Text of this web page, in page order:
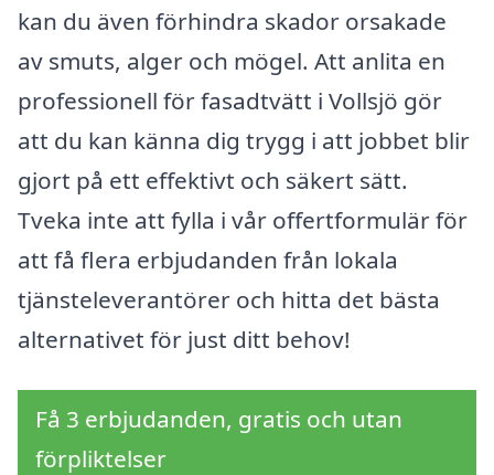
kan du även förhindra skador orsakade
av smuts, alger och mögel. Att anlita en
professionell för fasadtvätt i Vollsjö gör
att du kan känna dig trygg i att jobbet blir
gjort på ett effektivt och säkert sätt.
Tveka inte att fylla i vår offertformulär för
att få flera erbjudanden från lokala
tjänsteleverantörer och hitta det bästa
alternativet för just ditt behov!
Få 3 erbjudanden, gratis och utan
förpliktelser